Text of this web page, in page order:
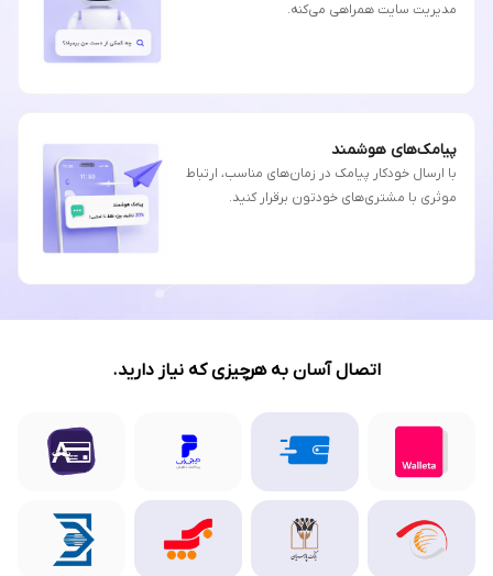
مدیریت سایت همراهی می‌کنه.
پیامک‌های هوشمند
با ارسال خودکار پیامک در زمان‌های مناسب، ارتباط
موثری با مشتری‌های خودتون برقرار کنید.
اتصال آسان به هرچیزی که نیاز دارید.